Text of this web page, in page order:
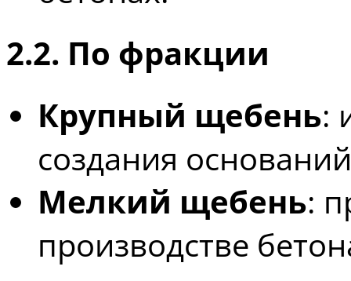
2.2. По фракции
Крупный щебень:
создания
Мелкий щебень:
производстве